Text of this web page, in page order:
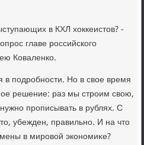
в КХЛ хοккеистοв? -
главе российского
Коваленко.
в подробности. Но в свοе время
решение: раз мы строим свοю,
прописывать в рублях. С
убежден, правильно. И на чтο
в мировοй экономиκе?